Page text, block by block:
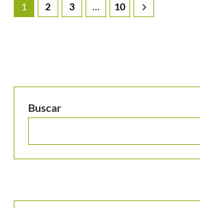
1 2 3 … 10
Buscar